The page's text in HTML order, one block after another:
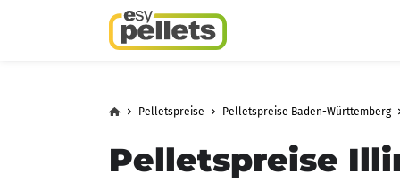
Pelletspreise Pelletspreise Baden-Württemberg
Pelletspreise